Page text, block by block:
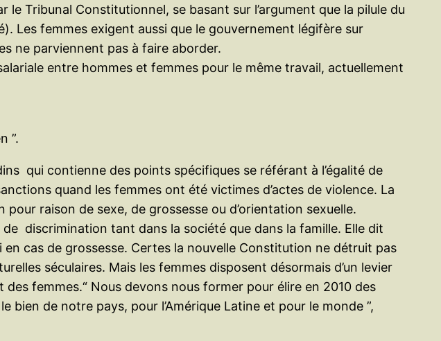
Tribunal Constitutionnel, se basant sur l’argument que la pilule du
Les femmes exigent aussi que le gouvernement légifère sur
ne parviennent pas à faire aborder.
entre hommes et femmes pour le même travail, actuellement
”.
qui contienne des points spécifiques se référant à l’égalité de
quand les femmes ont été victimes d’actes de violence. La
raison de sexe, de grossesse ou d’orientation sexuelle.
discrimination tant dans la société que dans la famille. Elle dit
cas de grossesse. Certes la nouvelle Constitution ne détruit pas
séculaires. Mais les femmes disposent désormais d’un levier
femmes.“ Nous devons nous former pour élire en 2010 des
de notre pays, pour l’Amérique Latine et pour le monde ”,